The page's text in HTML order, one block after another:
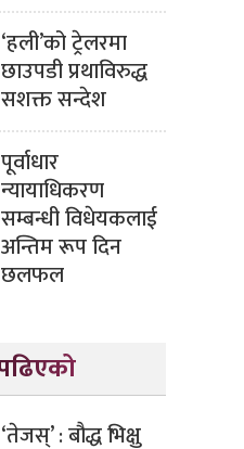
‘हली’को ट्रेलरमा
छाउपडी प्रथाविरुद्ध
सशक्त सन्देश
पूर्वाधार
न्यायाधिकरण
सम्बन्धी विधेयकलाई
अन्तिम रूप दिन
छलफल
‘तेजस्’ : बौद्ध भिक्षु